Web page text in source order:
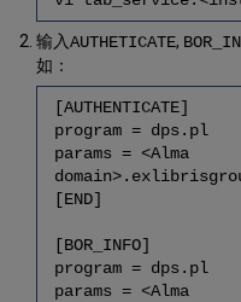
输入AUTHETICATE,
如：
[AUTHENTICATE]
program = dps.pl
params = <Alma
[END]
[BOR_INFO]
program = dps.pl
params = <Alma